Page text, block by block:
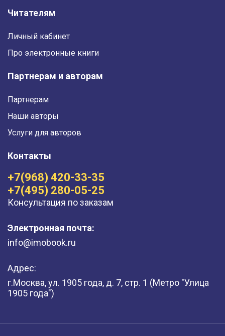
Читателям
Личный кабинет
Про электронные книги
Партнерам и авторам
Партнерам
Наши авторы
Услуги для авторов
Контакты
+7(968) 420-33-35
+7(495) 280-05-25
Консультация по заказам
Электронная почта:
info@imobook.ru
Адрес:
г.Москва, ул. 1905 года, д. 7, стр. 1 (Метро "Улица
1905 года")